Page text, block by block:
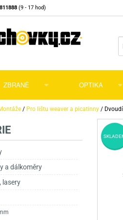
(9 - 17 hod)
ZBRANĚ
Vzduchovky na
Příslušenství pro
Vzduchovky PCP
Vzduchovky
pistole a revolveryPříslušenství
pistole a revolvery
zbraně
na ZP
OPTIKA
Puškohledy
Dalekohledy a
Kolimátory, lasery
Noční vidění a
/ Pro lištu weaver a picatinny /
a dálkoměry
lasery